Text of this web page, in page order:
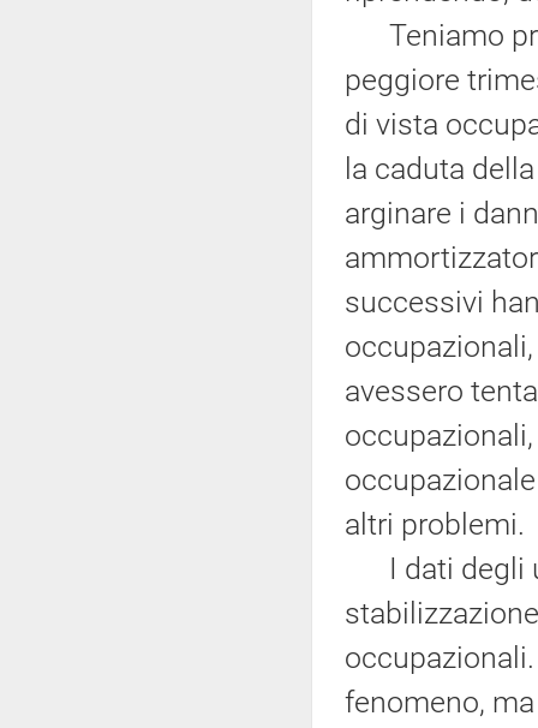
Teniamo
peggiore
di vista
la caduta
arginare i
successivi
avessero
altri problemi.
I dati degli
fenomeno,